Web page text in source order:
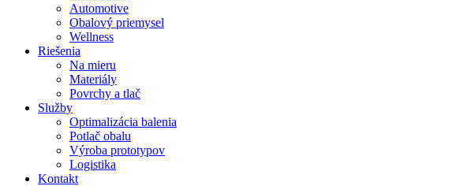
Automotive
Obalový priemysel
Wellness
Riešenia
Na mieru
Materiály
Povrchy a tlač
Služby
Optimalizácia balenia
Potlač obalu
Výroba prototypov
Logistika
Kontakt